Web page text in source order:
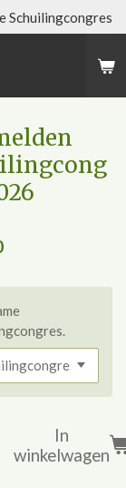
Schuilingcongres
In
winkelwagen